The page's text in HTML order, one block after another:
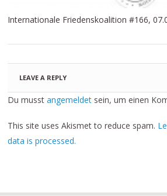
Internationale Friedenskoalition #166,
LEAVE A REPLY
Du musstangemeldet sein, um einen
This site uses Akismet to reduce spam.
data is processed.